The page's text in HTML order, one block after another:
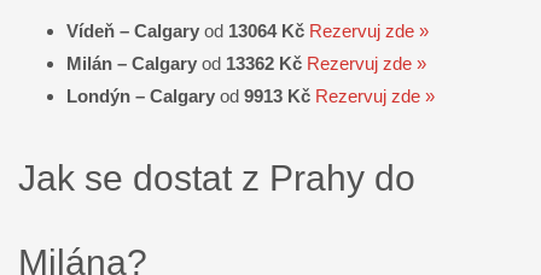
Vídeň – Calgary od 13064 Kč Rezervuj zde »
Milán – Calgary od 13362 Kč Rezervuj zde »
Londýn – Calgary od 9913 Kč Rezervuj zde »
Jak se dostat z Prahy do
Milána?